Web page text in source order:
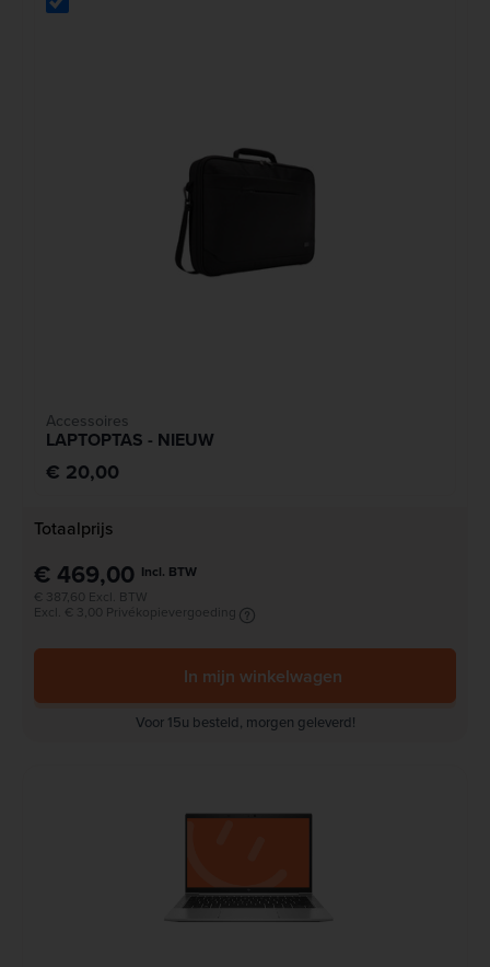
Accessoires
LAPTOPTAS - NIEUW
€ 20,00
Totaalprijs
€ 469,00 Incl. BTW
€ 387,60 Excl. BTW
Excl. € 3,00 Privékopievergoeding
In mijn winkelwagen
Voor 15u besteld, morgen geleverd!